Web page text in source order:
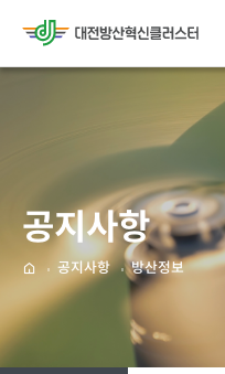
메인
공지사항
메인으로
공지사항 방산정보